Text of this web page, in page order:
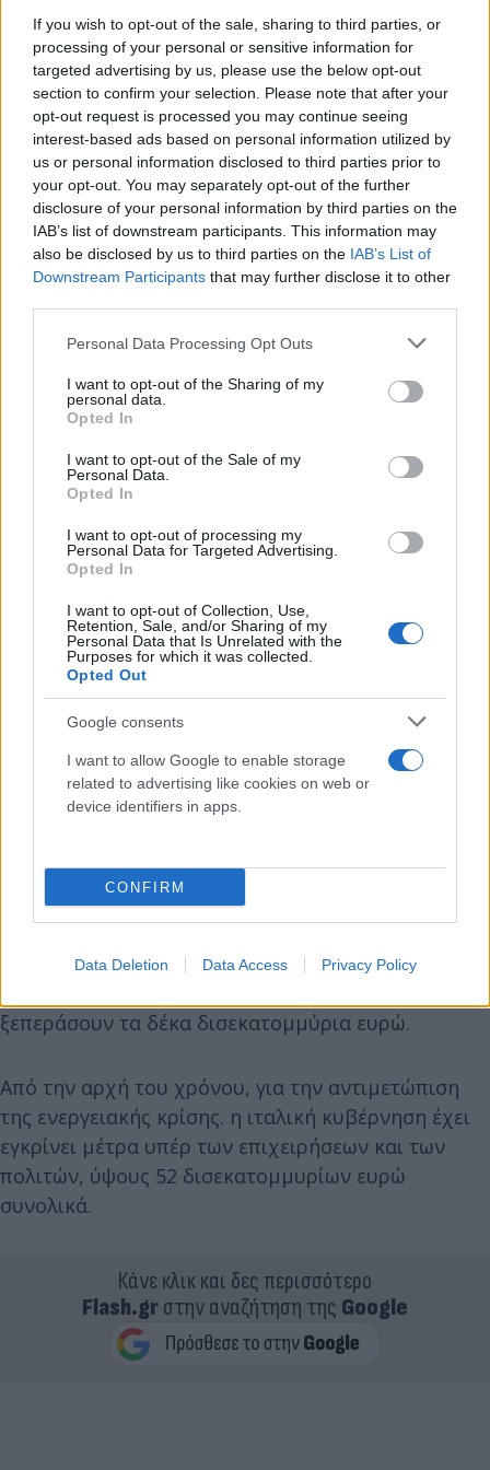
If you wish to opt-out of the sale, sharing to third parties, or
processing of your personal or sensitive information for
targeted advertising by us, please use the below opt-out
section to confirm your selection. Please note that after your
opt-out request is processed you may continue seeing
interest-based ads based on personal information utilized by
us or personal information disclosed to third parties prior to
your opt-out. You may separately opt-out of the further
disclosure of your personal information by third parties on the
IAB’s list of downstream participants. This information may
also be disclosed by us to third parties on the IAB’s List of
Downstream Participants that may further disclose it to other
Please note that this website/app uses one or more Google
not limited to your visit or usage behaviour. You may click to
grant or deny consent to Google and its third-party tags to
use your data for below specified purposes in below Google
consent section.
Personal Data Processing Opt Outs
I want to opt-out of the Sharing of my
personal data.
Opted In
I want to opt-out of the Sale of my
Personal Data.
Opted In
I want to opt-out of processing my
Personal Data for Targeted Advertising.
Opted In
I want to opt-out of Collection, Use,
Retention, Sale, and/or Sharing of my
Personal Data that Is Unrelated with the
Purposes for which it was collected.
Opted Out
Google consents
I want to allow Google to enable storage
related to advertising like cookies on web or
device identifiers in apps.
CONFIRM
Data Deletion Data Access Privacy Policy
«Χρειάζεται πολιτική ανακωχή. Οι λογαριασμοί του
φωτός και του αερίου δεν έχουν ούτε αριστερή,
ούτε δεξιά απόχρωση», δήλωσε χαρακτηριστικά ο
γραμματέας της Λέγκα.
Σύμφωνα με τα ιταλικά μέσα ενημέρωσης, μέσα
στην εβδομάδα η κυβέρνηση του Μάριο Ντράγκι
επιχειρήσεων και των πιο ευάλωτων οικονομικά
ξεπεράσουν τα δέκα δισεκατομμύρια ευρώ.
Από την αρχή του χρόνου, για την αντιμετώπιση
της ενεργειακής κρίσης. η ιταλική κυβέρνηση έχει
εγκρίνει μέτρα υπέρ των επιχειρήσεων και των
πολιτών, ύψους 52 δισεκατομμυρίων ευρώ
συνολικά.
Κάνε κλικ και δες περισσότερο
Flash.grστην αναζήτηση της Google